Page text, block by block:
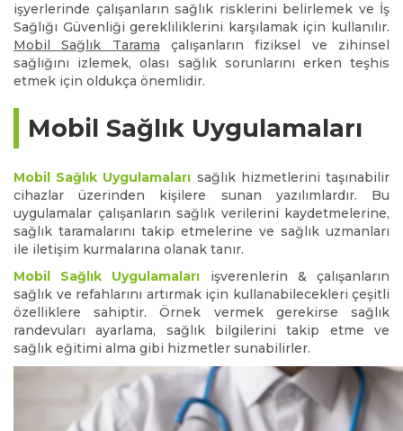
işyerlerinde çalışanların sağlık risklerini belirlemek ve İş
Sağlığı Güvenliği gerekliliklerini karşılamak için kullanılır.
Mobil Sağlık Tarama çalışanların fiziksel ve zihinsel
sağlığını izlemek, olası sağlık sorunlarını erken teşhis
etmek için oldukça önemlidir.
Mobil Sağlık Uygulamaları
Mobil Sağlık Uygulamaları sağlık hizmetlerini taşınabilir
cihazlar üzerinden kişilere sunan yazılımlardır. Bu
uygulamalar çalışanların sağlık verilerini kaydetmelerine,
sağlık taramalarını takip etmelerine ve sağlık uzmanları
ile iletişim kurmalarına olanak tanır.
Mobil Sağlık Uygulamaları işverenlerin & çalışanların
sağlık ve refahlarını artırmak için kullanabilecekleri çeşitli
özelliklere sahiptir. Örnek vermek gerekirse sağlık
randevuları ayarlama, sağlık bilgilerini takip etme ve
sağlık eğitimi alma gibi hizmetler sunabilirler.